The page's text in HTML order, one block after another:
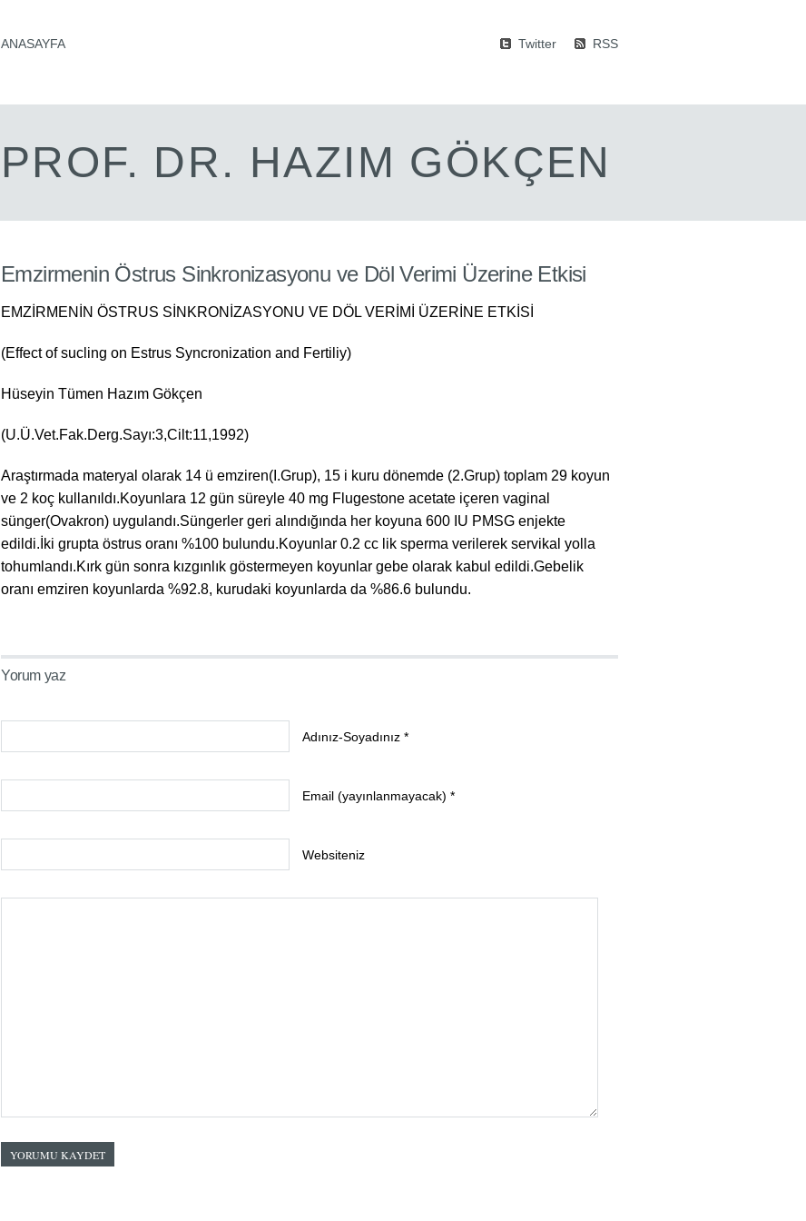
ANASAYFA Twitter RSS
PROF. DR. HAZIM GÖKÇEN
Emzirmenin Östrus Sinkronizasyonu ve Döl Verimi Üzerine Etkisi
EMZİRMENİN ÖSTRUS SİNKRONİZASYONU VE DÖL VERİMİ ÜZERİNE ETKİSİ
(Effect of sucling on Estrus Syncronization and Fertiliy)
Hüseyin Tümen Hazım Gökçen
(U.Ü.Vet.Fak.Derg.Sayı:3,Cilt:11,1992)
Araştırmada materyal olarak 14 ü emziren(I.Grup), 15 i kuru dönemde (2.Grup) toplam 29 koyun
ve 2 koç kullanıldı.Koyunlara 12 gün süreyle 40 mg Flugestone acetate içeren vaginal
sünger(Ovakron) uygulandı.Süngerler geri alındığında her koyuna 600 IU PMSG enjekte
edildi.İki grupta östrus oranı %100 bulundu.Koyunlar 0.2 cc lik sperma verilerek servikal yolla
tohumlandı.Kırk gün sonra kızgınlık göstermeyen koyunlar gebe olarak kabul edildi.Gebelik
oranı emziren koyunlarda %92.8, kurudaki koyunlarda da %86.6 bulundu.
Yorum yaz
Adınız-Soyadınız *
Email (yayınlanmayacak) *
Websiteniz